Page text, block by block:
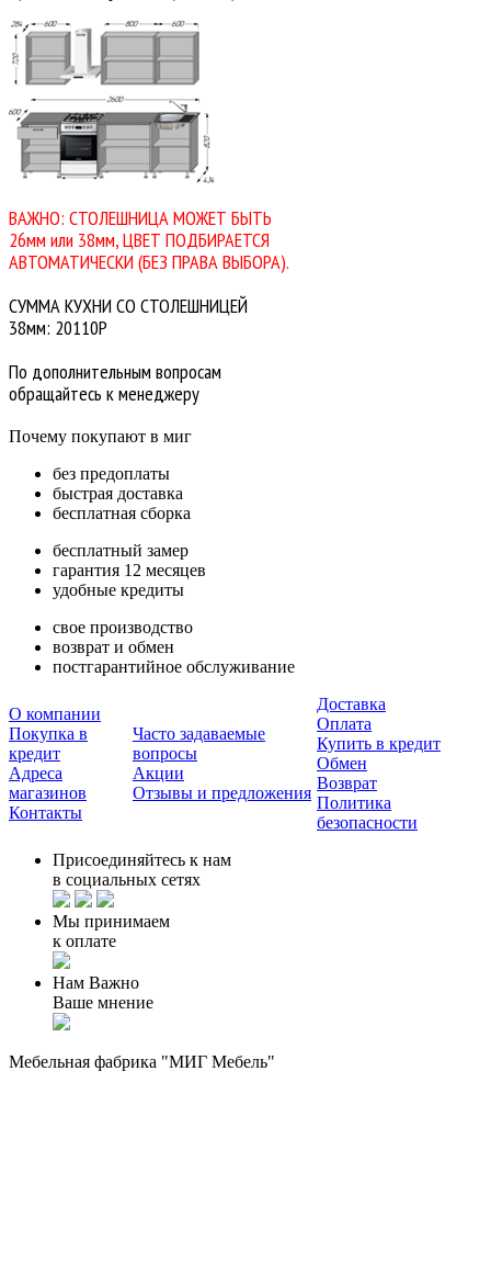
ВАЖНО: СТОЛЕШНИЦА МОЖЕТ БЫТЬ
26мм или 38мм, ЦВЕТ ПОДБИРАЕТСЯ
АВТОМАТИЧЕСКИ (БЕЗ ПРАВА ВЫБОРА).
СУММА КУХНИ СО СТОЛЕШНИЦЕЙ
38мм: 20110Р
По дополнительным вопросам
обращайтесь к менеджеру
Почему покупают в миг
без предоплаты
быстрая доставка
бесплатная сборка
бесплатный замер
гарантия 12 месяцев
удобные кредиты
свое производство
возврат и обмен
постгарантийное обслуживание
О компании
Покупка в
кредит
Адреса
магазинов
Контакты
Часто задаваемые
вопросы
Акции
Отзывы и предложения
Доставка
Оплата
Купить в кредит
Обмен
Возврат
Политика
безопасности
Присоединяйтесь к нам
в социальных сетях
Мы принимаем
к оплате
Нам Важно
Ваше мнение
Мебельная фабрика "МИГ Мебель"